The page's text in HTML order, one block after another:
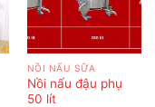
NỒI NẤU SỮA
Nồi nấu đậu phụ
50 lít